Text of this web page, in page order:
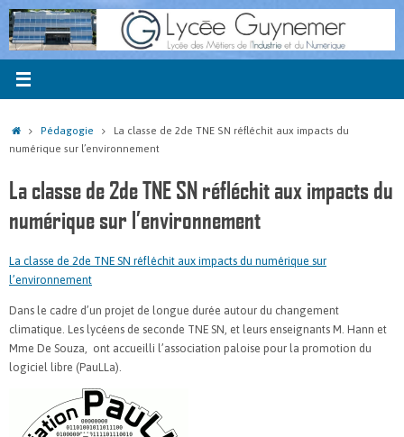
Passer
au
contenu
AccueilPédagogie
La classe de 2de TNE SN réfléchit aux impacts du
numérique sur l’environnement
La classe de 2de TNE SN réfléchit aux impacts du
numérique sur l’environnement
La classe de 2de TNE SN réfléchit aux impacts du numérique sur
l’environnement
Dans le cadre d’un projet de longue durée autour du changement
climatique. Les lycéens de seconde TNE SN, et leurs enseignants M. Hann et
Mme De Souza, ont accueilli l’association paloise pour la promotion du
logiciel libre (PauLLa).